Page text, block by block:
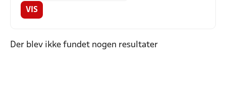
VIS
Der blev ikke fundet nogen resultater